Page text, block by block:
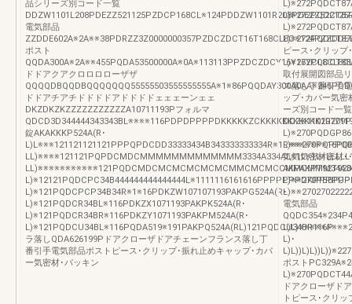
品シリーズ別コード一覧
電気部品
ポスト
ドドアクアクロロロローザザ
ドドアチアチドドドドアドドドドェェェーンェェ
DKZDKZKZZZZZZZZZZZA10711193Pフォルマ
錠AKAKKKP524A(R･
L)※121PQDCPCP34B34R※1※16PDKZW107107193PAKPG524A(R･
L)※121PQDCR34BL※116PDKZX1071193PAKPK524A(R･
L)※121PQDCR34BR※116PDKZY1071193PAKPM524A(R･
L)※121PQDCU34BL※116PQDA519※191PAKPQ524A(RL)121PQDCU34BR116P
ラ落しQDA626199Pドアクローザドアチェーンフランス落し丁
番引手電気部品ポストピース･クリップ･振れ止めキャップ･カバ
ー気密材･パッキン
ピース･クリップ
取付展開図部品
ス落し丁番引手
ップ･カバー気
ーズ別コード一覧
気気気密材密材･
電気部品
L)･
ポスト
ドアクローザド
トピース･クリ